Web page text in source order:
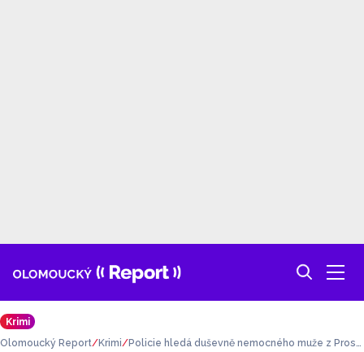
Krimi
Olomoucký Report
Krimi
Policie hledá duševně nemocného muže z Prost